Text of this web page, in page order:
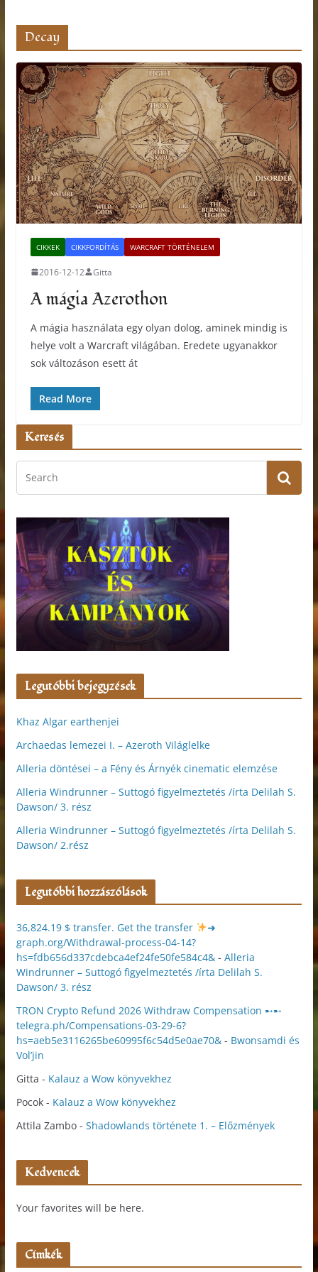
Decay
CIKKEK CIKKFORDÍTÁS WARCRAFT TÖRTÉNELEM
2016-12-12 Gitta
A mágia Azerothon
A mágia használata egy olyan dolog, aminek mindig is
helye volt a Warcraft világában. Eredete ugyanakkor
sok változáson esett át
Read More
Keresés
Legutóbbi bejegyzések
Khaz Algar earthenjei
Archaedas lemezei I. – Azeroth Világlelke
Alleria döntései – a Fény és Árnyék cinematic elemzése
Alleria Windrunner – Suttogó figyelmeztetés /írta Delilah S.
Dawson/ 3. rész
Alleria Windrunner – Suttogó figyelmeztetés /írta Delilah S.
Dawson/ 2.rész
Legutóbbi hozzászólások
36,824.19 $ transfer. Get the transfer
➜
graph.org/Withdrawal-process-04-14?
hs=fdb656d337cdebca4ef24fe50fe584c4&- Alleria
Windrunner – Suttogó figyelmeztetés /írta Delilah S.
Dawson/ 3. rész
TRON Crypto Refund 2026 Withdraw Compensation ➸➸
telegra.ph/Compensations-03-29-6?
hs=aeb5e3116265be60995f6c54d5e0ae70&- Bwonsamdi és
Vol’jin
Gitta - Kalauz a Wow könyvekhez
Pocok- Kalauz a Wow könyvekhez
Attila Zambo- Shadowlands története 1. – Előzmények
Kedvencek
Your favorites will be here.
Címkék